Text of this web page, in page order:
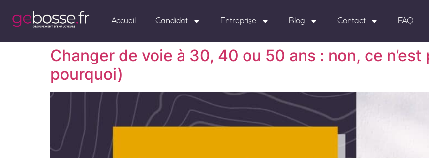
Accueil Candidat Entreprise Blog Contact FAQ
Changer de voie à 30, 40 ou 50 ans : non, ce
pourquoi)